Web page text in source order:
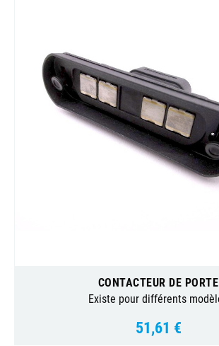
CONTACTEUR DE PORTE
Existe pour différents
Prix
51,61 €